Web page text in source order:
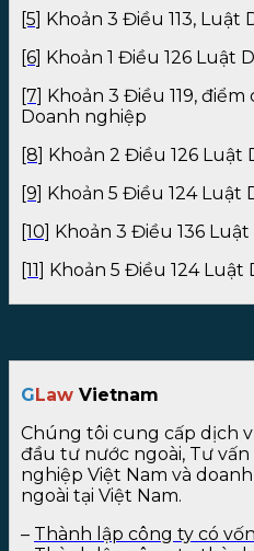
[5] Khoản 3 Điều 113, Luật
[6] Khoản 1 Điều 126 Luật
[7] Khoản 3 Điều 119,
Doanh nghiệp
[8] Khoản 2 Điều 126 Luật
[9] Khoản 5 Điều 124 Luật
[10] Khoản 3 Điều 136
[11] Khoản 5 Điều 124 Luật
GLaw Vietnam
Chúng tôi cung cấp dịch
đầu tư nước ngoài, Tư
nghiệp Việt Nam và
ngoài tại Việt Nam.
– Thành lập công ty có